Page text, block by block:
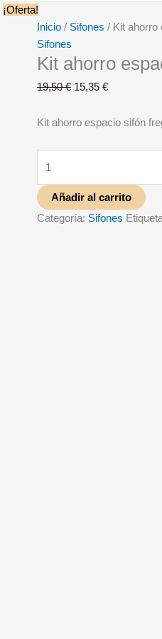
¡Oferta!
Inicio / Sifones / Kit ahorro
Sifones
Kit ahorro
19,50€ 15,35 €
Kit ahorro espacio sifón
Añadir al carrito
Categoría: Sifones